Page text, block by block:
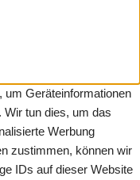
um Geräteinformationen
Wir tun dies, um das
Werbung
zustimmen, können wir
IDs auf dieser Website